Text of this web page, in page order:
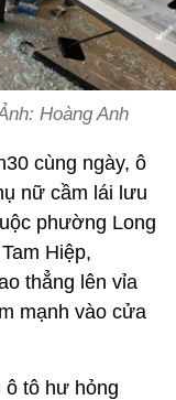
Hoàng Anh
cùng ngày, ô
nữ cầm lái lưu
phường Long
Hiệp,
thẳng lên vỉa
mạnh vào cửa
ô tô hư hỏng